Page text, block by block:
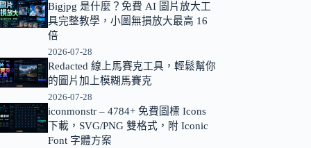
Bigjpg 是什麼？免費 AI 圖片放大工
具完整教學，小圖無損放大最高 16
倍
2026-07-28
Redacted 線上馬賽克工具，輕鬆幫你
的圖片加上模糊馬賽克
2026-07-28
iconmonstr – 4784+ 免費圖標 Icons
下載，SVG/PNG 雙格式，附 Iconic
Font 字體方案